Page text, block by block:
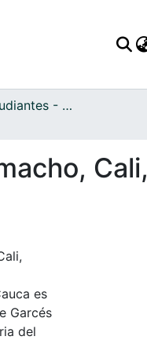
APFFVC - Estudiantes - Patrimonial
Cali,
es
Garcés
del